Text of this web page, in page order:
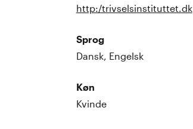
http:/trivselsinstituttet.dk
Sprog
Dansk, Engelsk
Køn
Kvinde